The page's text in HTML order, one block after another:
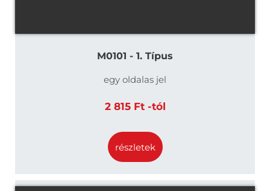
M0101 - 1. Típus
egy oldalas jel
2 815 Ft -tól
részletek